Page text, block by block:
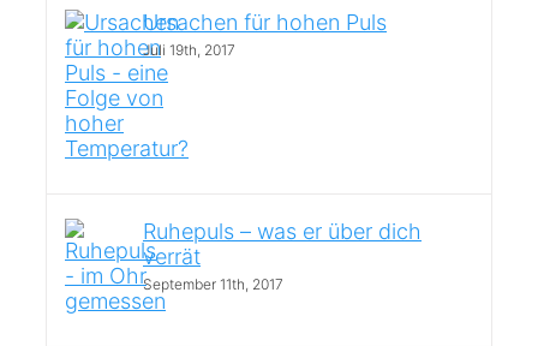
Ursachen für hohen Puls
Juli 19th, 2017
Ruhepuls – was er über dich
verrät
September 11th, 2017